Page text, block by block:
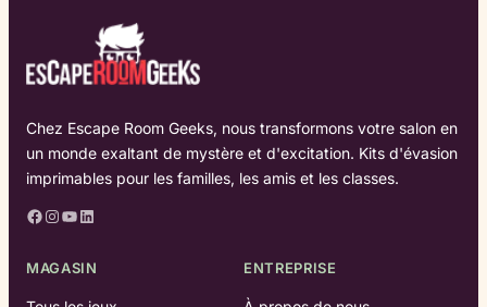
Chez Escape Room Geeks, nous transformons votre salon en
un monde exaltant de mystère et d'excitation. Kits d'évasion
imprimables pour les familles, les amis et les classes.
Facebook Instagram YouTube LinkedIn
MAGASIN ENTREPRISE